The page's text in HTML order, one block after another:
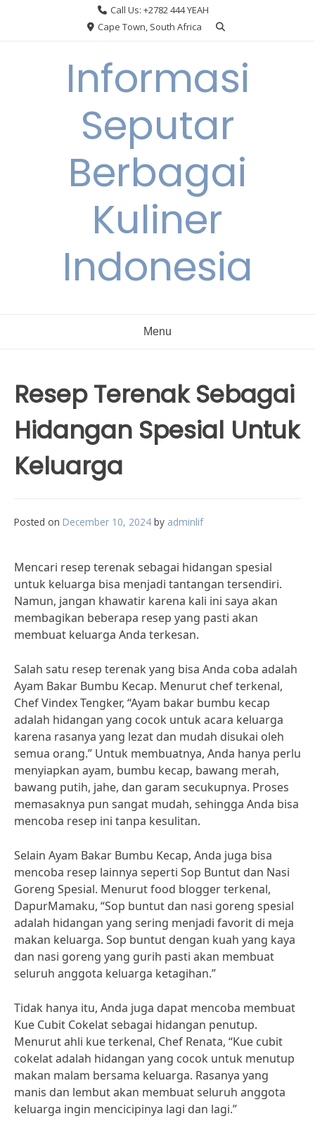
Call Us: +2782 444 YEAH
Cape Town, South Africa
Informasi
Seputar
Berbagai
Kuliner
Indonesia
Menu
Resep Terenak Sebagai
Hidangan Spesial Untuk
Keluarga
Posted on December 10, 2024 by adminlif
Mencari resep terenak sebagai hidangan spesial
untuk keluarga bisa menjadi tantangan tersendiri.
Namun, jangan khawatir karena kali ini saya akan
membagikan beberapa resep yang pasti akan
membuat keluarga Anda terkesan.
Salah satu resep terenak yang bisa Anda coba adalah
Ayam Bakar Bumbu Kecap. Menurut chef terkenal,
Chef Vindex Tengker, “Ayam bakar bumbu kecap
adalah hidangan yang cocok untuk acara keluarga
karena rasanya yang lezat dan mudah disukai oleh
semua orang.” Untuk membuatnya, Anda hanya perlu
menyiapkan ayam, bumbu kecap, bawang merah,
bawang putih, jahe, dan garam secukupnya. Proses
memasaknya pun sangat mudah, sehingga Anda bisa
mencoba resep ini tanpa kesulitan.
Selain Ayam Bakar Bumbu Kecap, Anda juga bisa
mencoba resep lainnya seperti Sop Buntut dan Nasi
Goreng Spesial. Menurut food blogger terkenal,
DapurMamaku, “Sop buntut dan nasi goreng spesial
adalah hidangan yang sering menjadi favorit di meja
makan keluarga. Sop buntut dengan kuah yang kaya
dan nasi goreng yang gurih pasti akan membuat
seluruh anggota keluarga ketagihan.”
Tidak hanya itu, Anda juga dapat mencoba membuat
Kue Cubit Cokelat sebagai hidangan penutup.
Menurut ahli kue terkenal, Chef Renata, “Kue cubit
cokelat adalah hidangan yang cocok untuk menutup
makan malam bersama keluarga. Rasanya yang
manis dan lembut akan membuat seluruh anggota
keluarga ingin mencicipinya lagi dan lagi.”